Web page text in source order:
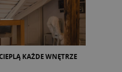
KAŻDE WNĘTRZE